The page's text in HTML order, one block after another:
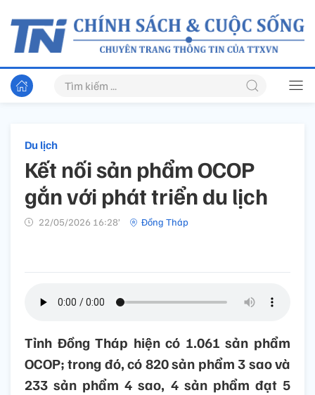
Du lịch
Kết nối sản phẩm OCOP
gắn với phát triển du lịch
22/05/2026 16:28’ Đồng Tháp
Tỉnh Đồng Tháp hiện có 1.061 sản phẩm
OCOP; trong đó, có 820 sản phẩm 3 sao và
233 sản phẩm 4 sao, 4 sản phẩm đạt 5